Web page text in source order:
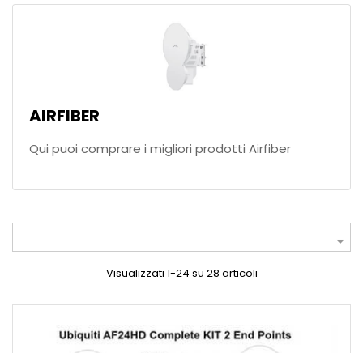
AIRFIBER
Qui puoi comprare i migliori prodotti Airfiber

Visualizzati 1-24 su 28 articoli